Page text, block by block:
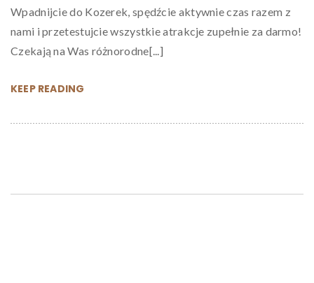
Wpadnijcie do Kozerek, spędźcie aktywnie czas razem z
nami i przetestujcie wszystkie atrakcje zupełnie za darmo!
Czekają na Was różnorodne[...]
KEEP READING